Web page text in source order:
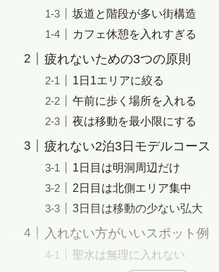
坂道と階段が多い街構造
カフェ休憩を入れすぎる
疲れないための3つの原則
1日1エリアに絞る
午前に歩く場所を入れる
夜は移動を最小限にする
疲れない2泊3日モデルコース
1日目は明洞周辺だけ
2日目は北側エリア集中
3日目は移動の少ない弘大
入れない方がいいスポット例
聖水は無理に入れない